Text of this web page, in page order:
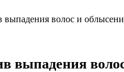
волос и
выпадения